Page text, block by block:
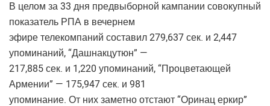
В целом за 33 дня предвыборной кампании совокупный
показатель РПА в вечернем
эфире телекомпаний составил 279,637 сек. и 2,447
упоминаний, “Дашнакцутюн” —
217,885 сек. и 1,220 упоминаний, “Процветающей
Армении” — 175,947 сек. и 981
упоминание. От них заметно отстают “Оринац еркир”